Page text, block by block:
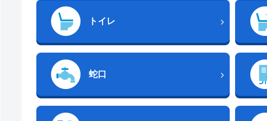
トイレ
蛇口